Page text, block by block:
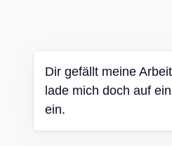
Dir gefällt meine
lade mich doch auf
ein.